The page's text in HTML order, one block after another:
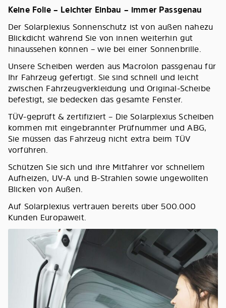
Keine Folie – Leichter Einbau – immer Passgenau
Der Solarplexius Sonnenschutz ist von außen nahezu
Blickdicht während Sie von innen weiterhin gut
hinaussehen können – wie bei einer Sonnenbrille.
Unsere Scheiben werden aus Macrolon passgenau für
Ihr Fahrzeug gefertigt. Sie sind schnell und leicht
zwischen Fahrzeugverkleidung und Original-Scheibe
befestigt, sie bedecken das gesamte Fenster.
TÜV-geprüft & zertifiziert – Die Solarplexius Scheiben
kommen mit eingebrannter Prüfnummer und ABG,
Sie müssen das Fahrzeug nicht extra beim TÜV
vorführen.
Schützen Sie sich und ihre Mitfahrer vor schnellem
Aufheizen, UV-A und B-Strahlen sowie ungewollten
Blicken von Außen.
Auf Solarplexius vertrauen bereits über 500.000
Kunden Europaweit.